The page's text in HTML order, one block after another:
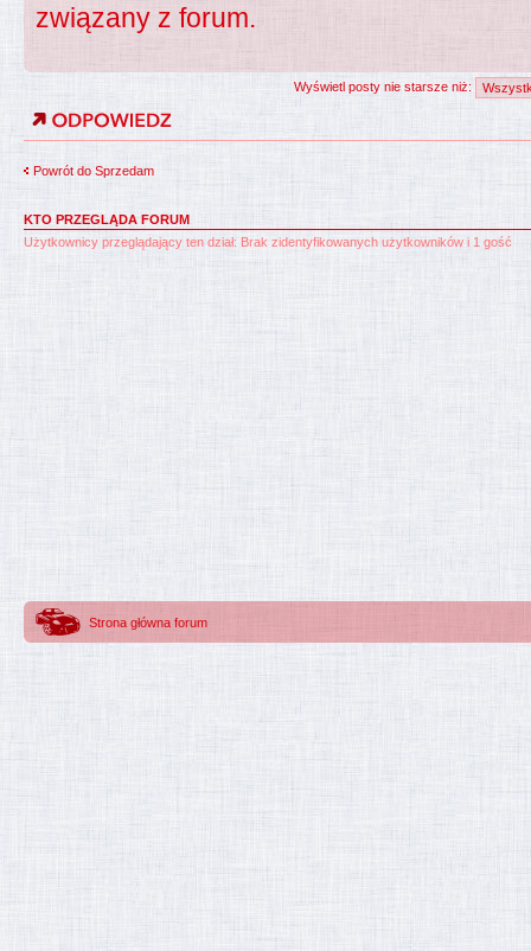
związany z forum.
Wyświetl posty nie starsze niż:
Powrót do Sprzedam
KTO PRZEGLĄDA FORUM
Użytkownicy przeglądający ten dział: Brak zidentyfikowanych użytkowników i 1 gość
Strona główna forum